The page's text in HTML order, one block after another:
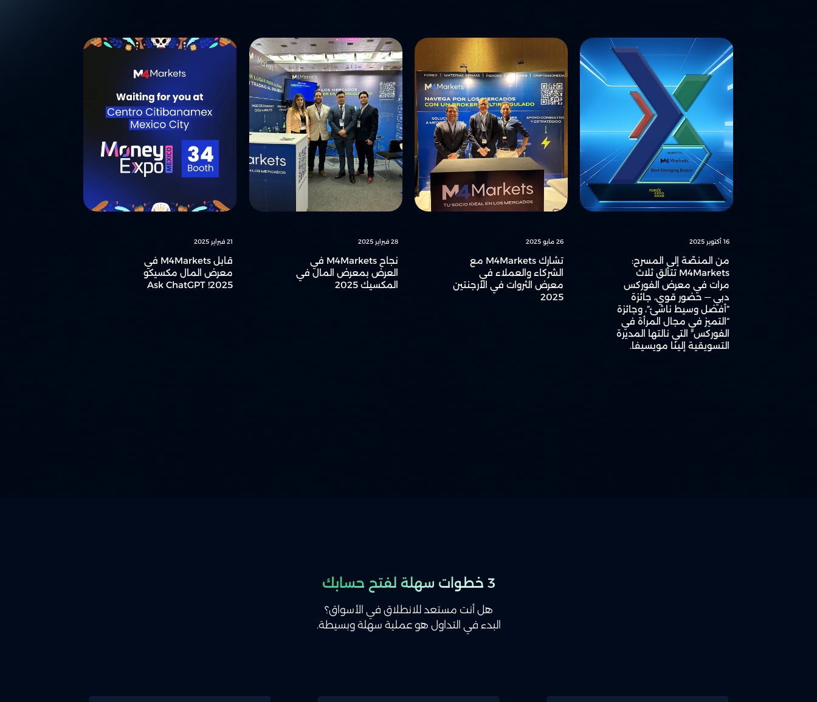
16 أكتوبر 2025
من المنصّة إلى المسرح:
M4Markets تتألق ثلاث
مرات في معرض الفوركس
دبي — حضور قوي، جائزة
“أفضل وسيط ناشئ”، وجائزة
“التميز في مجال المرأة في
الفوركس” التي نالتها المديرة
التسويقية إلينا مويسيفا.
26 مايو 2025
تشارك M4Markets مع
الشركاء والعملاء في
معرض الثروات في الأرجنتين
2025
28 فبراير 2025
نجاح M4Markets في
العرض بمعرض المال في
المكسيك 2025
21 فبراير 2025
قابل M4Markets في
معرض المال مكسيكو
2025! Ask ChatGPT
3 خطوات سهلة لفتح حسابك
هل أنت مستعد للانطلاق في الأسواق؟
البدء في التداول هو عملية سهلة وبسيطة.